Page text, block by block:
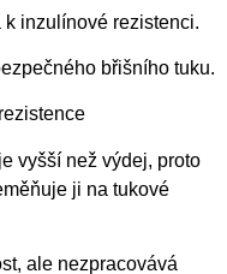
inzulínové rezistenci.
břišního tuku.
vyšší než výdej, proto
ji na tukové
ale nezpracovává